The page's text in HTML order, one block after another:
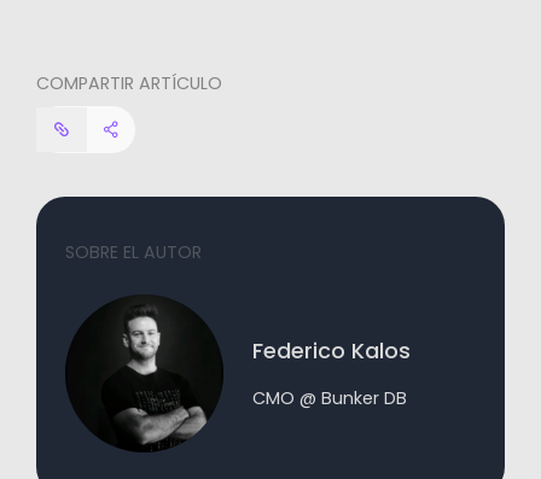
COMPARTIR ARTÍCULO
SOBRE EL AUTOR
Federico Kalos
CMO @ Bunker DB